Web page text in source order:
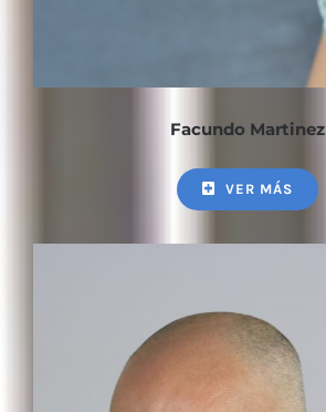
Facundo Martinez
VER MÁS